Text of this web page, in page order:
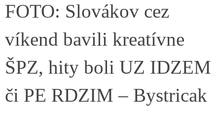
FOTO: Slovákov cez
víkend bavili kreatívne
ŠPZ, hity boli UZ IDZEM
či PE RDZIM – Bystricak